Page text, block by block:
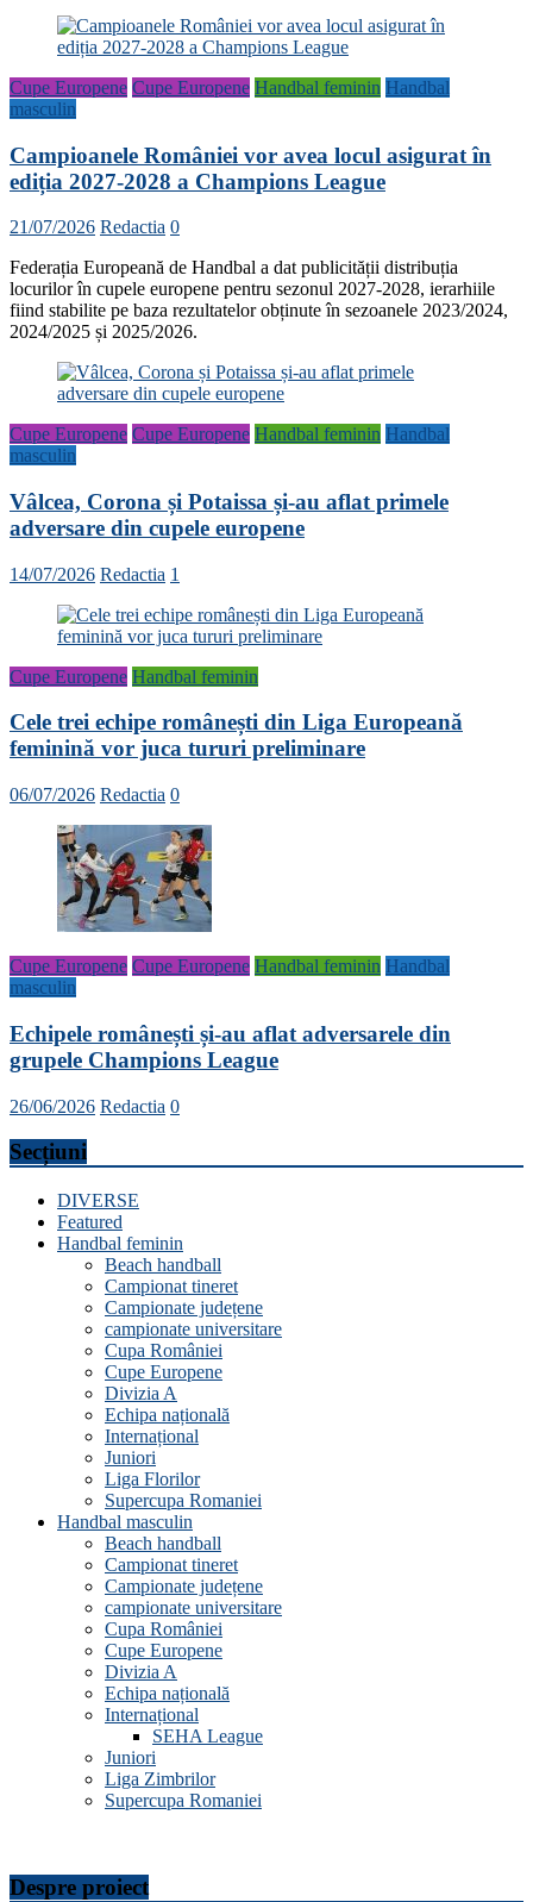
Cupe Europene Cupe Europene Handbal feminin Handbal
masculin
Campioanele României vor avea locul asigurat în
ediția 2027-2028 a Champions League
21/07/2026 Redactia 0
Federația Europeană de Handbal a dat publicității distribuția
locurilor în cupele europene pentru sezonul 2027-2028, ierarhiile
fiind stabilite pe baza rezultatelor obținute în sezoanele 2023/2024,
2024/2025 și 2025/2026.
Cupe Europene Cupe Europene Handbal feminin Handbal
masculin
Vâlcea, Corona și Potaissa și-au aflat primele
adversare din cupele europene
14/07/2026 Redactia 1
Cupe Europene Handbal feminin
Cele trei echipe românești din Liga Europeană
feminină vor juca tururi preliminare
06/07/2026 Redactia 0
Cupe Europene Cupe Europene Handbal feminin Handbal
masculin
Echipele românești și-au aflat adversarele din
grupele Champions League
26/06/2026 Redactia 0
Secțiuni
DIVERSE
Featured
Handbal feminin
Beach handball
Campionat tineret
Campionate județene
campionate universitare
Cupa României
Cupe Europene
Divizia A
Echipa națională
Internațional
Juniori
Liga Florilor
Supercupa Romaniei
Handbal masculin
Beach handball
Campionat tineret
Campionate județene
campionate universitare
Cupa României
Cupe Europene
Divizia A
Echipa națională
Internațional
SEHA League
Juniori
Liga Zimbrilor
Supercupa Romaniei
Despre proiect